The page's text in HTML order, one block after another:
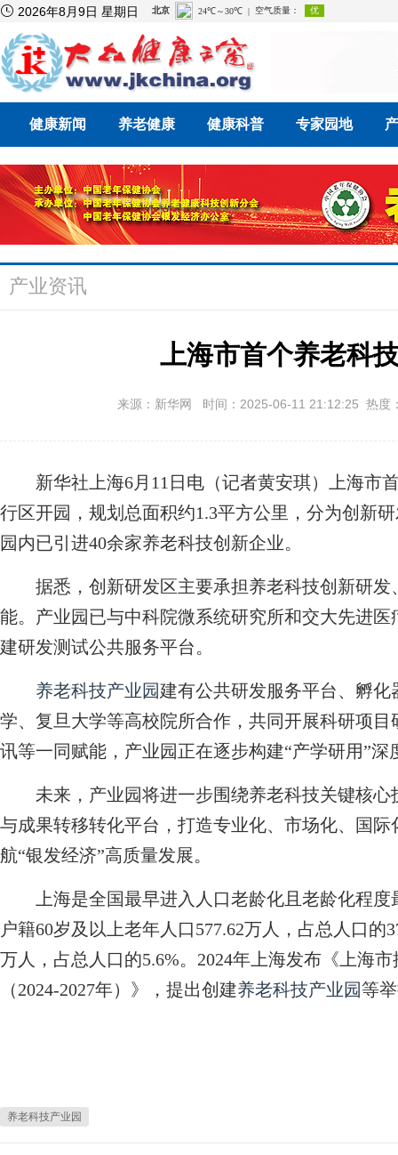
 2026年8月9日 星期日
健康新闻 养老健康 健康科普 专家园地
产业资讯
上海市首个养老科
来源：新华网 时间：2025-06-11 21:12:25 热度
新华社上海6月11日电（记者黄安琪）上海市
行区开园，规划总面积约1.3平方公里，分为创新
园内已引进40余家养老科技创新企业。
据悉，创新研发区主要承担养老科技创新研发
能。产业园已与中科院微系统研究所和交大先进
建研发测试公共服务平台。
养老科技产业园建有公共研发服务平台、孵
学、复旦大学等高校院所合作，共同开展科研项
讯等一同赋能，产业园正在逐步构建“产学研用”深
未来，产业园将进一步围绕养老科技关键核心
与成果转移转化平台，打造专业化、市场化、国
航“银发经济”高质量发展。
上海是全国最早进入人口老龄化且老龄化程度
户籍60岁及以上老年人口577.62万人，占总人口的
万人，占总人口的5.6%。2024年上海发布《上海
（2024-2027年）》，提出创建养老科技产业园等
养老科技产业园